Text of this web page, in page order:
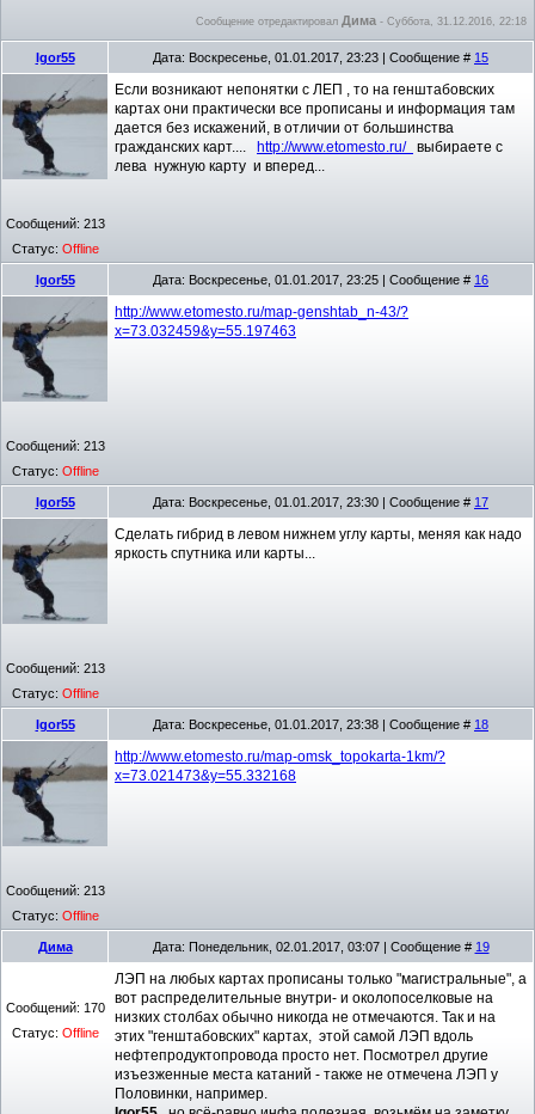
Сообщение отредактировал Дима - Суббота, 31.12.2016, 22:18
Igor55 Дата: Воскресенье, 01.01.2017, 23:23 | Сообщение # 15
Сообщений: 213
Статус: Offline
Если возникают непонятки с ЛЕП , то на генштабовских
картах они практически все прописаны и информация там
дается без искажений, в отличии от большинства
гражданских карт.... http://www.etomesto.ru/ выбираете с
лева нужную карту и вперед...
Igor55 Дата: Воскресенье, 01.01.2017, 23:25 | Сообщение # 16
Сообщений: 213
Статус: Offline
http://www.etomesto.ru/map-genshtab_n-43/?
x=73.032459&y=55.197463
Igor55 Дата: Воскресенье, 01.01.2017, 23:30 | Сообщение # 17
Сообщений: 213
Статус: Offline
Сделать гибрид в левом нижнем углу карты, меняя как надо
яркость спутника или карты...
Igor55 Дата: Воскресенье, 01.01.2017, 23:38 | Сообщение # 18
Сообщений: 213
Статус: Offline
http://www.etomesto.ru/map-omsk_topokarta-1km/?
x=73.021473&y=55.332168
Дима Дата: Понедельник, 02.01.2017, 03:07 | Сообщение # 19
Сообщений: 170
Статус: Offline
ЛЭП на любых картах прописаны только "магистральные", а
вот распределительные внутри- и околопоселковые на
низких столбах обычно никогда не отмечаются. Так и на
этих "генштабовских" картах, этой самой ЛЭП вдоль
нефтепродуктопровода просто нет. Посмотрел другие
изъезженные места катаний - также не отмечена ЛЭП у
Половинки, например.